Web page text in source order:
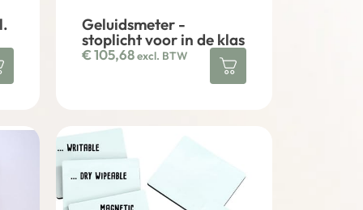
Geluidsmeter -
stoplicht voor in de klas
€105,68excl. BTW